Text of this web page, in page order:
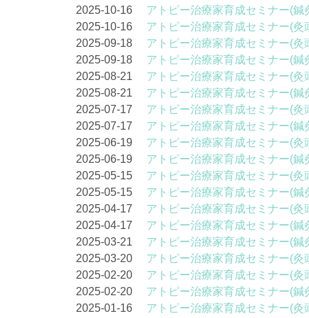
2025-10-16 アトピー治療家育成セミナー(鍼
2025-10-16 アトピー治療家育成セミナー(灸
2025-09-18 アトピー治療家育成セミナー(灸
2025-09-18 アトピー治療家育成セミナー(鍼
2025-08-21 アトピー治療家育成セミナー(灸
2025-08-21 アトピー治療家育成セミナー(鍼
2025-07-17 アトピー治療家育成セミナー(灸
2025-07-17 アトピー治療家育成セミナー(鍼
2025-06-19 アトピー治療家育成セミナー(灸
2025-06-19 アトピー治療家育成セミナー(鍼
2025-05-15 アトピー治療家育成セミナー(灸
2025-05-15 アトピー治療家育成セミナー(鍼
2025-04-17 アトピー治療家育成セミナー(灸
2025-04-17 アトピー治療家育成セミナー(鍼
2025-03-21 アトピー治療家育成セミナー(鍼
2025-03-20 アトピー治療家育成セミナー(灸
2025-02-20 アトピー治療家育成セミナー(灸
2025-02-20 アトピー治療家育成セミナー(鍼
2025-01-16 アトピー治療家育成セミナー(灸